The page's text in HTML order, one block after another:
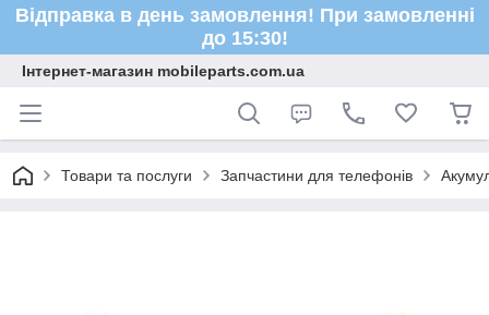
Відправка в день замовлення! При замовленні
до 15:30!
Інтернет-магазин mobileparts.com.ua
Товари та послуги Запчастини для телефонів